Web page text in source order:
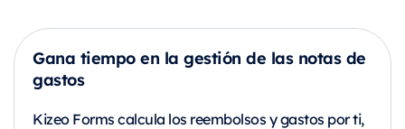
Gana tiempo en la gestión de las notas de
gastos
Kizeo Forms calcula los reembolsos y gastos por ti,